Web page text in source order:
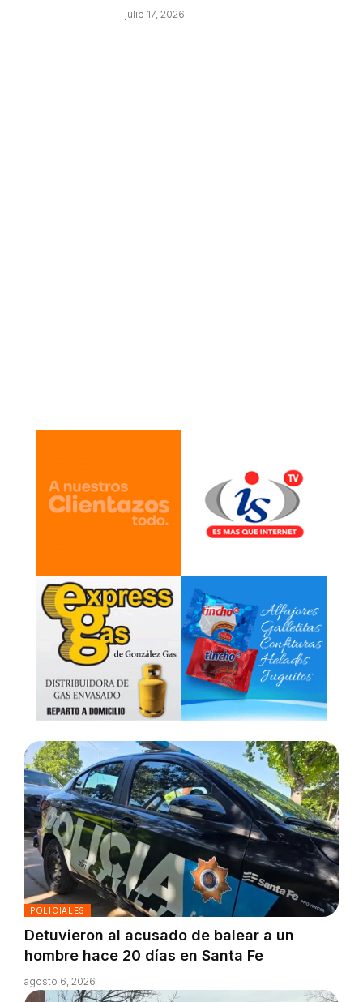
julio 17, 2026
POLICIALES
Detuvieron al acusado de balear a un
hombre hace 20 días en Santa Fe
agosto 6, 2026